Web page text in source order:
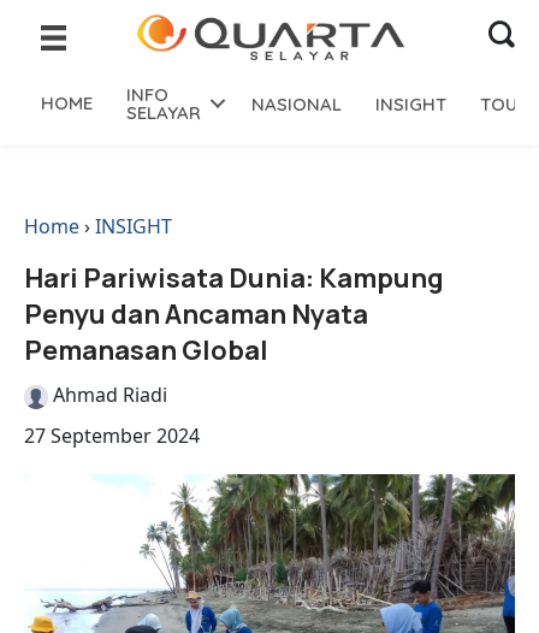
HOME INFO
SELAYAR NASIONAL INSIGHT
Home›INSIGHT
Hari Pariwisata Dunia: Kampung
Penyu dan Ancaman Nyata
Pemanasan Global
Ahmad Riadi
27 September 2024